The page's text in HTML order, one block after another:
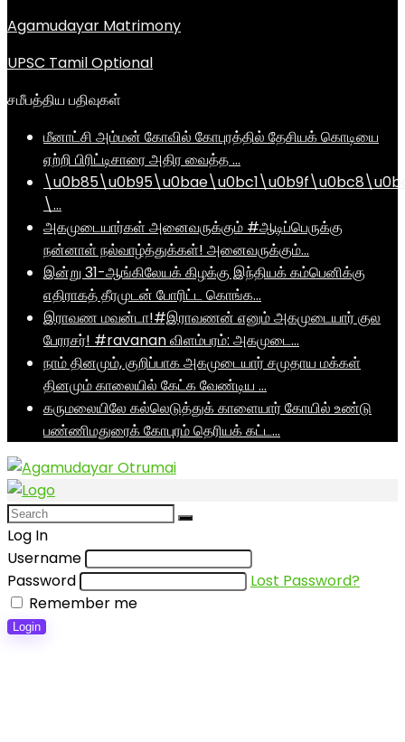
Agamudayar Matrimony
UPSC Tamil Optional
சமீபத்திய பதிவுகள்
மீனாட்சி அம்மன் கோவில் கோபுரத்தில் தேசியக் கொடியை
ஏற்றி பிரிட்டிசாரை அதிர வைத்த …
\…
அகமுடையார்கள் அனைவருக்கும் #ஆடிப்பெருக்கு
நன்னாள் நல்வாழ்த்துக்கள்! அனைவருக்கும்…
இன்று 31-ஆங்கிலேயக் கிழக்கு இந்தியக் கம்பெனிக்கு
எதிராகத் தீரமுடன் போரிட்ட கொங்க…
இராவண மவன்டா!#இராவணன் எனும் அகமுடையார் குல
பேரரசர்! #ravanan விளம்பரம்: அகமுடை…
நாம் தினமும், குறிப்பாக அகமுடையார் சமுதாய மக்கள்
தினமும் காலையில் கேட்க வேண்டிய …
கருமலையிலே கல்லெடுத்துக் காளையார் கோயில் உண்டு
பண்ணிமதுரைக் கோபுரம் தெரியக் கட்ட…
Log In
Username
Password
Lost Password?
Remember me
Login